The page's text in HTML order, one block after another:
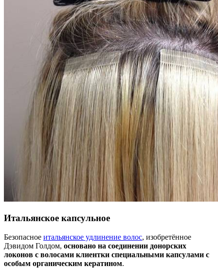
Итальянское капсульное
Безопасное итальянское удлинение волос, изобретённое
Дэвидом Голдом, основано на соединении донорских
локонов с волосами клиентки специальными капсулами с
особым органическим кератином.